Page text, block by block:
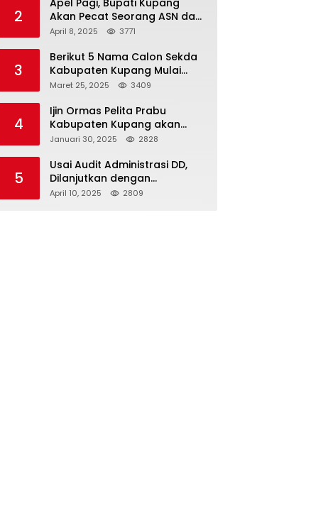
2
Apel Pagi, Bupati Kupang
Akan Pecat Seorang ASN dan
Kepala Desa
April 8, 2025 3771
3
Berikut 5 Nama Calon Sekda
Kabupaten Kupang Mulai
Muncul
Maret 25, 2025 3409
4
Ijin Ormas Pelita Prabu
Kabupaten Kupang akan
Dicabut
Januari 30, 2025 2828
5
Usai Audit Administrasi DD,
Dilanjutkan dengan
Pemeriksaan Fisik
April 10, 2025 2809